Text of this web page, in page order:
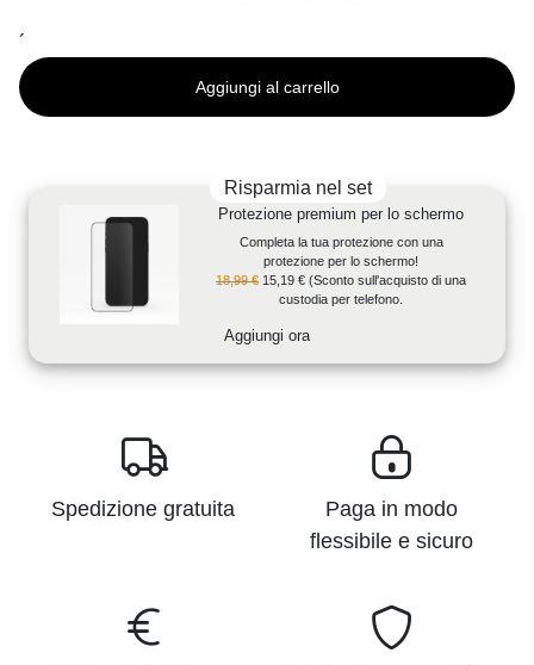
´
Aggiungi al carrello
Risparmia nel set
Protezione premium per lo schermo
Completa la tua protezione con una
protezione per lo schermo!
18,99 € 15,19 € (Sconto sull'acquisto di una
custodia per telefono.
Aggiungi ora
Spedizione gratuita
Paga in modo
flessibile e sicuro